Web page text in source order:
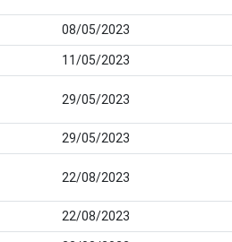
08/05/2023
11/05/2023
29/05/2023
29/05/2023
22/08/2023
22/08/2023